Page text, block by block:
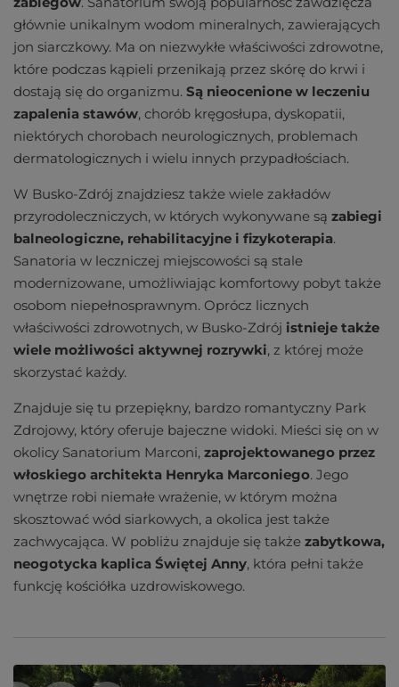
głównie unikalnym wodom mineralnych, zawierających
jon siarczkowy. Ma on niezwykłe właściwości zdrowotne,
które podczas kąpieli przenikają przez skórę do krwi i
dostają się do organizmu. Są nieocenione w leczeniu
zapalenia stawów, chorób kręgosłupa, dyskopatii,
niektórych chorobach neurologicznych, problemach
dermatologicznych i wielu innych przypadłościach.
W Busko-Zdrój znajdziesz także wiele zakładów
przyrodoleczniczych, w których wykonywane są zabiegi
balneologiczne, rehabilitacyjne i fizykoterapia.
Sanatoria w leczniczej miejscowości są stale
modernizowane, umożliwiając komfortowy pobyt także
osobom niepełnosprawnym. Oprócz licznych
właściwości zdrowotnych, w Busko-Zdrój istnieje także
wiele możliwości aktywnej rozrywki, z której może
skorzystać każdy.
Znajduje się tu przepiękny, bardzo romantyczny Park
Zdrojowy, który oferuje bajeczne widoki. Mieści się on w
okolicy Sanatorium Marconi, zaprojektowanego przez
włoskiego architekta Henryka Marconiego. Jego
wnętrze robi niemałe wrażenie, w którym można
skosztować wód siarkowych, a okolica jest także
zachwycająca. W pobliżu znajduje się także zabytkowa,
neogotycka kaplica Świętej Anny, która pełni także
funkcję kościółka uzdrowiskowego.